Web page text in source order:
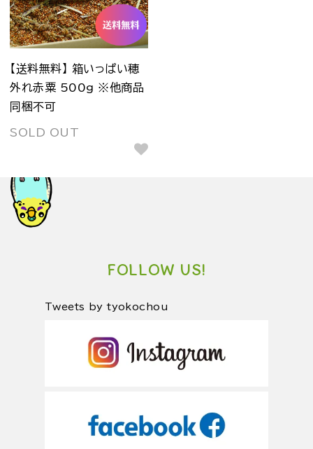
【送料無料】 箱いっぱい穂
外れ赤粟 500g ※他商品
同梱不可
SOLD OUT
FOLLOW US!
Tweets by tyokochou